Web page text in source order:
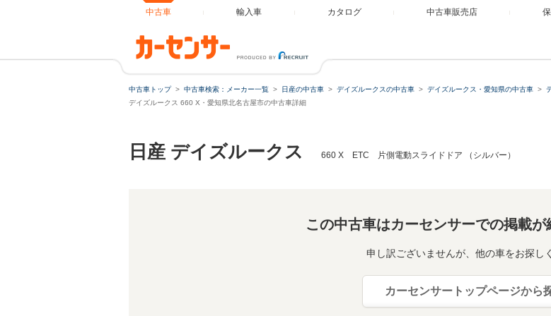
中古車 輸入車 カタログ 中古車販売店
中古車トップ 中古車検索：メーカー一覧 日産の中古車 デイズルークスの中古車 デイズルークス・愛知県の中古車
デイズルークス 660 X・愛知県北名古屋市の中古車詳細
日産 デイズルークス 660 X ETC 片側電動スライドドア （シルバー）
この中古車はカーセンサーでの掲載
申し訳ございませんが、他の車をお探し
カーセンサートップページから